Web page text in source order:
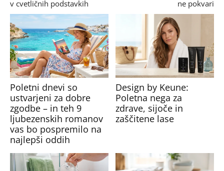
v cvetličnih podstavkih
ne pokvari
Poletni dnevi so
ustvarjeni za dobre
zgodbe – in teh 9
ljubezenskih romanov
vas bo pospremilo na
najlepši oddih
Design by Keune:
Poletna nega za
zdrave, sijoče in
zaščitene lase